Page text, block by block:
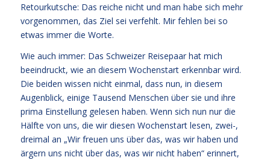
Retourkutsche: Das reiche nicht und man habe sich mehr
vorgenommen, das Ziel sei verfehlt. Mir fehlen bei so
etwas immer die Worte.
Wie auch immer: Das Schweizer Reisepaar hat mich
beeindruckt, wie an diesem Wochenstart erkennbar wird.
Die beiden wissen nicht einmal, dass nun, in diesem
Augenblick, einige Tausend Menschen über sie und ihre
prima Einstellung gelesen haben. Wenn sich nun nur die
Hälfte von uns, die wir diesen Wochenstart lesen, zwei-,
dreimal an „Wir freuen uns über das, was wir haben und
ärgern uns nicht über das, was wir nicht haben“ erinnert,